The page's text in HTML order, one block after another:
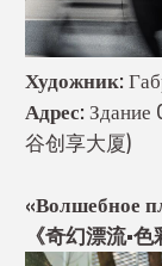
Художник:
Адрес: Здание
谷创享大厦)
«Волшебное
《奇幻漂流•色